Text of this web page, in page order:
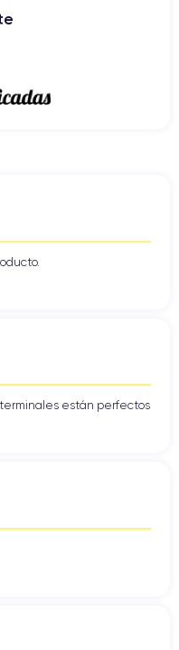
están perfectos